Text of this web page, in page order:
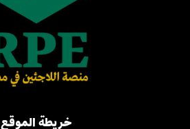
خريطة الموقع